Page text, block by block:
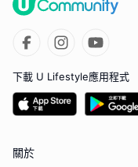
下載 U Lifestyle應用程式
關於